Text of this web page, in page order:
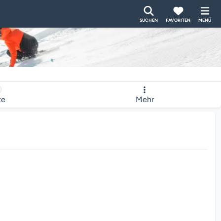
SUCHEN FAVORITEN MENÜ
Mehr